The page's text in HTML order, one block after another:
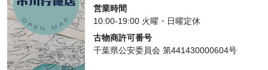
営業時間
10:00-19:00 火曜・日曜定休
古物商許可番号
千葉県公安委員会 第441430000604号